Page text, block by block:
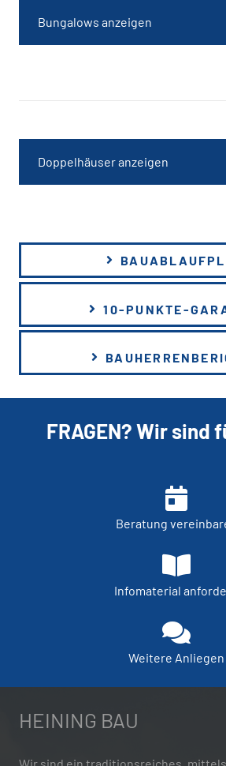
Bungalows anzeigen
Doppelhäuser anzeigen
10-PUNKTE-
FRAGEN? Wir sind
Beratung
Infomaterial
Weitere Anliegen
HEINING BAU